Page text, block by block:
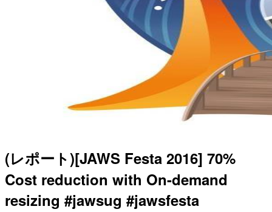
(レポート)[JAWS Festa 2016] 70%
Cost reduction with On-demand
resizing #jawsug #jawsfesta